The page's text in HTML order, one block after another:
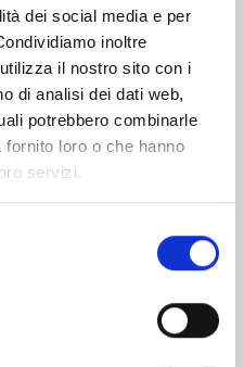
dei social media e per
inoltre
il nostro sito con i
di analisi dei dati web,
potrebbero combinarle
loro o che hanno
servizi.
serie